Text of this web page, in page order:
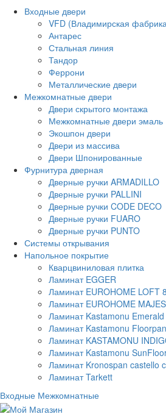
Входные двери
VFD (Владимирская
Антарес
Стальная линия
Тандор
Феррони
Металлические двери
Межкомнатные двери
Двери скрытого монтажа
Межкомнатные двери эмаль
Экошпон двери
Двери из массива
Двери Шпонированные
Фурнитура дверная
Дверные ручки ARMADILLO
Дверные ручки PALLINI
Дверные ручки CODE DECO
Дверные ручки FUARO
Дверные ручки PUNTO
Системы открывания
Напольное покрытие
Кварцвиниловая плитка
Ламинат EGGER
Ламинат EUROHOME LOFT
Ламинат EUROHOME
Ламинат Kastamonu
Ламинат Kastamonu
Ламинат KASTAMONU
Ламинат Kastamonu
Ламинат Kronospan castello
Ламинат Tarkett
Входные Межкомнатные